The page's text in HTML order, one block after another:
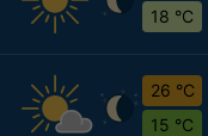
18 °C
26 °C
15 °C